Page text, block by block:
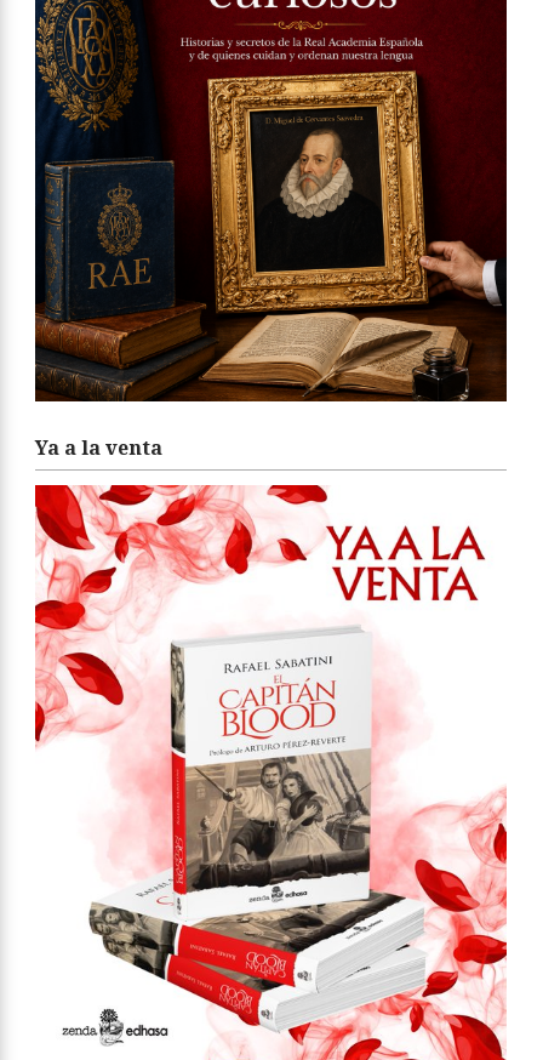
Ya a la venta